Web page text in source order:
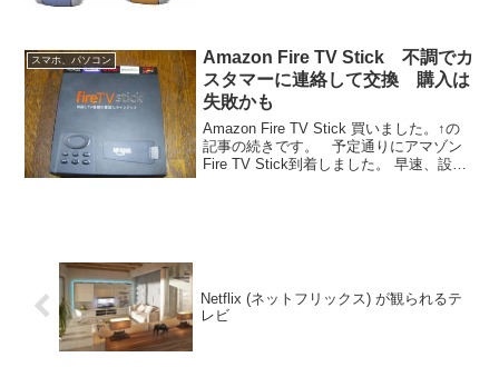
スマホ、パソコン
Amazon Fire TV Stick 不調でカ
スタマーに連絡して交換 購入は
失敗かも
Amazon Fire TV Stick 買いました。↑の
記事の続きです。 予定通りにアマゾン
Fire TV Stick到着しました。 早速、設定
Netflix (ネットフリックス) が観られるテ
レビ